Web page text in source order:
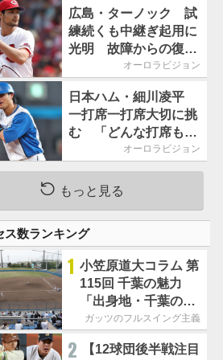
催
広島・ターノック 試
練続くも中継ぎ起用に
光明 故障からの復帰
期す／助っ人前半戦通
オーロラビジョン
日本ハム・細川凌平
一打席一打席大切に挑
む 「どんな打席も何
か意味のある打席にし
く！
オーロラビジョン
もっと見る
ス数ランキング
1 小笠原道大コラム 第
115回 千葉の魅力
「出身地・千葉の話
の続き。昔から野球
す」
ガッツのフルスイング主義
2 【12球団後半戦注目